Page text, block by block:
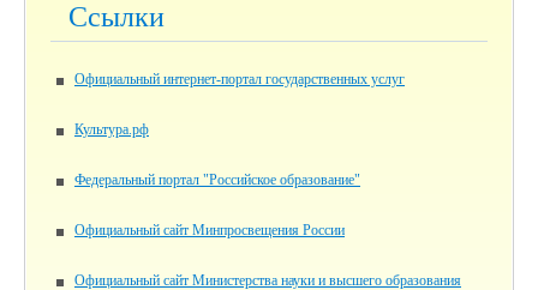
Ссылки
Официальный интернет-портал государственных услуг
Культура.рф
Федеральный портал "Российское образование"
Официальный сайт Минпросвещения России
Официальный сайт Министерства науки и высшего образования